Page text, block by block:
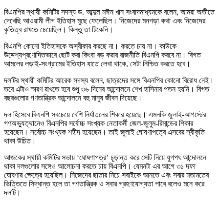
বিএনপির স্থায়ী কমিটির সদস্য ড. আব্দুল মঈন খান সংবাদমাধ্যমকে বলেন, আমরা অতীতে
দেখেছি আওয়ামী লীগ ইতিহাস মুছে ফেলেছিল। নিজেদের মনগড়া কথা এবং নিজেদের
কৃতিত্ব রাখতে চেয়েছিল। কিন্তু তা টিকেনি।
বিএনপি কোনো ইতিহাসকে অস্বীকার করছে না। করতে চায় না। কাউকে
উদ্দেশ্যপ্রণোদিতভাবে ছোট করা কিংবা বড় করার রাজনীতি বিএনপি করবে না। বিগত
আমলের লড়াই-সংগ্রামের ইতিহাস যাতে লেখা থাকে, সেটা নিশ্চিত করতে হবে।
দলটির স্থায়ী কমিটির আরেক সদস্য বলেন, ছাত্রদের সঙ্গে বিএনপির কোনো বিরোধ নেই।
তবে এটাও স্মরণ রাখতে হবে শুধু ৩৬ দিনের আন্দোলনে শেখ হাসিনার পতন হয়নি। বিগত
বছরগুলোর গণতান্ত্রিক আন্দোলনে বহু মানুষ জীবন দিয়েছে।
দল হিসেবে বিএনপি সবচেয়ে বেশি নির্যাতনের শিকার হয়েছে। এমনকি জুলাই-আগস্টের
গণঅভ্যুত্থানেও বিএনপির সর্বোচ্চ সংখ্যক নেতাকর্মী জেল-জুলুম-রিমান্ডের শিকার
হয়েছেন। সর্বোচ্চ সংখ্যক শহীদ হয়েছেন। তাই জুলাই ঘোষণাপত্রে এসবের স্বীকৃতি
থাকা উচিত।
আজকের স্থায়ী কমিটির সভায় ‘ঘোষণাপত্র’ চূড়ান্ত করে সেটি নিয়ে যুগপৎ আন্দোলনে
থাকা দলগুলোর সঙ্গেও আলোচনা করতে চায় বিএনপি। যেমনটা এর আগে ৩১ দফা
ঘোষণার ক্ষেত্রে হয়েছিল। নিজেদের ছাতার নিচে সবাইকে আনতে এবং সবার মতামতের
ভিত্তিতে সিদ্ধান্ত হলে তা গণতান্ত্রিক ও সবার গ্রহণযোগ্যতা পাবে বলেও মনে করে
দলটি।